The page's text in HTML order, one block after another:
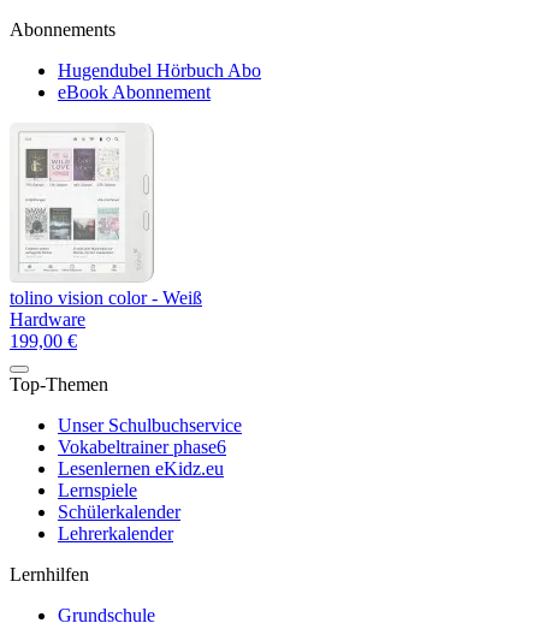
Abonnements
Hugendubel Hörbuch Abo
eBook Abonnement
tolino vision color - Weiß
Hardware
199,00 €
Top-Themen
Unser Schulbuchservice
Vokabeltrainer phase6
Lesenlernen eKidz.eu
Lernspiele
Schülerkalender
Lehrerkalender
Lernhilfen
Grundschule